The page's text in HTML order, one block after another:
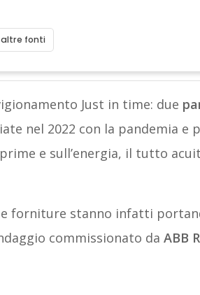
fonti
Just in time: due
nel 2022 con la pandemia e
e sull’energia, il tutto
forniture stanno infatti
commissionato da ABB